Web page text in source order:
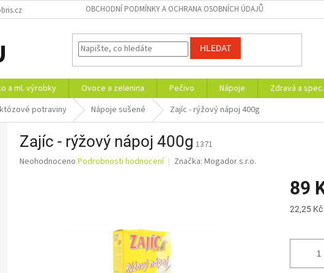
OBCHODNÍ PODMÍNKY A OCHRANA OSOBNÍCH ÚDAJŮ
HLEDAT
a ml. výrobky Ovoce a zelenina Pečivo Nápoje Zdravá a
potraviny Nápoje sušené Zajíc - rýžový nápoj 400g
Zajíc - rýžový nápoj 400g 1371
Průměrné
Neohodnoceno Podrobnosti hodnocení Značka: Mogador s.r.o.
89
Měrná
22,25